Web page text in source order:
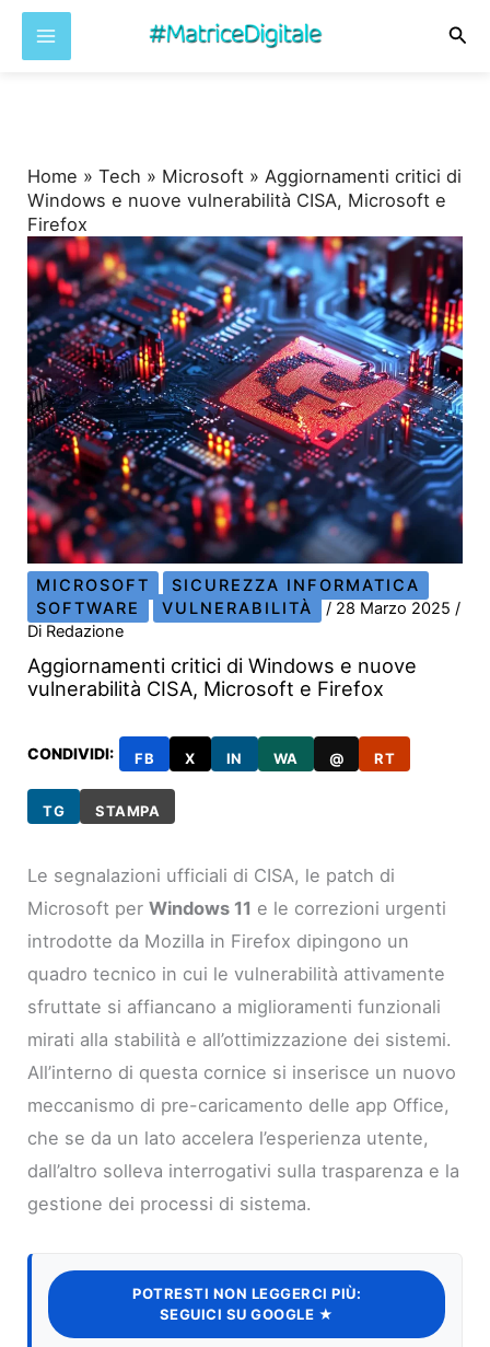
Home »Tech » Microsoft »Aggiornamenti critici di
Windows e nuove vulnerabilità CISA, Microsoft e
Firefox
MICROSOFT
SICUREZZA INFORMATICA
SOFTWARE
VULNERABILITÀ / 28 Marzo 2025/
Di Redazione
Aggiornamenti critici di Windows e nuove
vulnerabilità CISA, Microsoft e Firefox
CONDIVIDI: FB X IN WA @ RT
TG STAMPA
Le segnalazioni ufficiali di CISA, le patch di
Microsoft perWindows 11 e le correzioni urgenti
introdotte da Mozilla in Firefox dipingono un
quadro tecnico in cui le vulnerabilità attivamente
sfruttate si affiancano a miglioramenti funzionali
mirati alla stabilità e all’ottimizzazione dei sistemi.
All’interno di questa cornice si inserisce un nuovo
meccanismo di pre-caricamento delle app Office,
che se da un lato accelera l’esperienza utente,
dall’altro solleva interrogativi sulla trasparenza e la
gestione dei processi di sistema.
POTRESTI NON LEGGERCI PIÙ:
SEGUICI SU GOOGLE ★